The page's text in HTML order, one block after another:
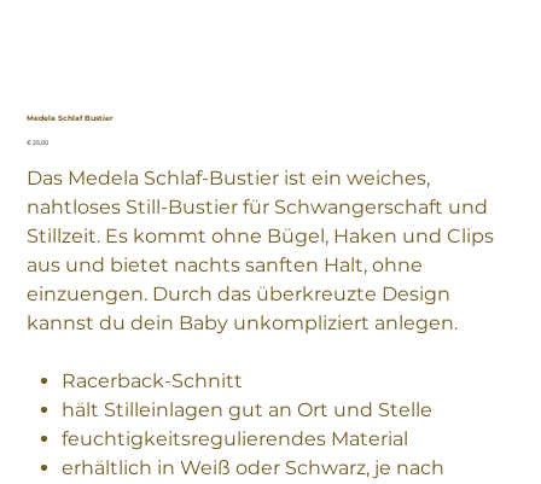
Medela Schlaf Bustier
Preis
€ 25,00
Das Medela Schlaf-Bustier ist ein weiches,
nahtloses Still-Bustier für Schwangerschaft und
Stillzeit. Es kommt ohne Bügel, Haken und Clips
aus und bietet nachts sanften Halt, ohne
einzuengen. Durch das überkreuzte Design
kannst du dein Baby unkompliziert anlegen.
Racerback-Schnitt
hält Stilleinlagen gut an Ort und Stelle
feuchtigkeitsregulierendes Material
erhältlich in Weiß oder Schwarz, je nach